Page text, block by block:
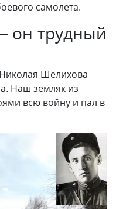
самолета.
он трудный
Шелихова
Наш земляк из
всю войну и пал в